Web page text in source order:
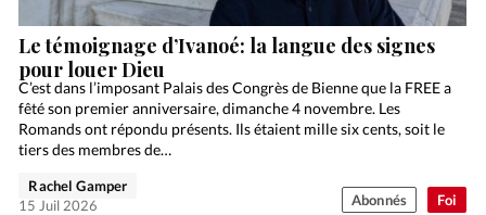
Foi
Le témoignage d’Ivanoé: la langue des signes
pour louer Dieu
C’est dans l’imposant Palais des Congrès de Bienne que la FREE a
fêté son premier anniversaire, dimanche 4 novembre. Les
Romands ont répondu présents. Ils étaient mille six cents, soit le
tiers des membres de…
Rachel Gamper
15 Juil 2026
Abonnés